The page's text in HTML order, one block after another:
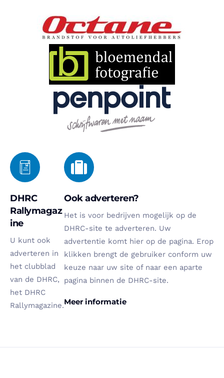
DHRC
Rallymagaz
ine
U kunt ook
adverteren in
het clubblad
van de DHRC,
het DHRC
Rallymagazine.
Ook adverteren?
Het is voor bedrijven mogelijk op de
DHRC-site te adverteren. Uw
advertentie komt hier op de pagina. Erop
klikken brengt de gebruiker conform uw
keuze naar uw site of naar een aparte
pagina binnen de DHRC-site.
Meer informatie